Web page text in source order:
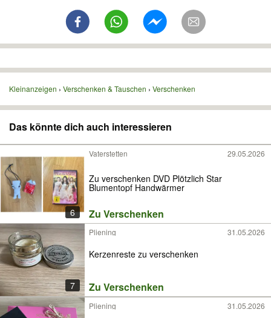
Kleinanzeigen Verschenken & Tauschen Verschenken
Das könnte dich auch interessieren
6
Vaterstetten 29.05.2026
Zu verschenken DVD Plötzlich Star
Blumentopf Handwärmer
Zu Verschenken
7
Pliening 31.05.2026
Kerzenreste zu verschenken
Zu Verschenken
Pliening 31.05.2026